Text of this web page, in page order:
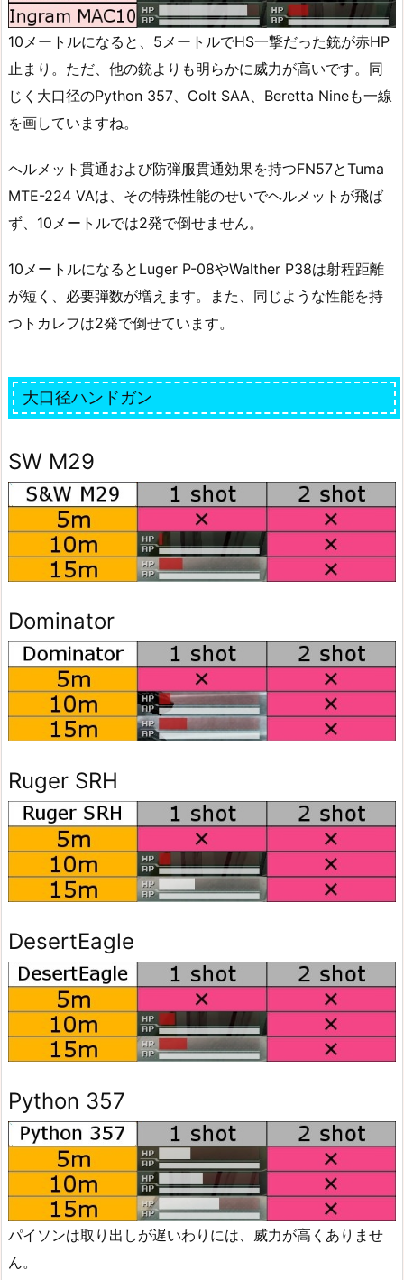
10メートルになると、5メートルでHS一撃だった銃が赤HP
止まり。ただ、他の銃よりも明らかに威力が高いです。同
じく大口径のPython 357、Colt SAA、Beretta Nineも一線
を画していますね。
ヘルメット貫通および防弾服貫通効果を持つFN57とTuma
MTE-224 VAは、その特殊性能のせいでヘルメットが飛ば
ず、10メートルでは2発で倒せません。
10メートルになるとLuger P-08やWalther P38は射程距離
が短く、必要弾数が増えます。また、同じような性能を持
つトカレフは2発で倒せています。
大口径ハンドガン
SW M29
Dominator
Ruger SRH
DesertEagle
Python 357
パイソンは取り出しが遅いわりには、威力が高くありませ
ん。